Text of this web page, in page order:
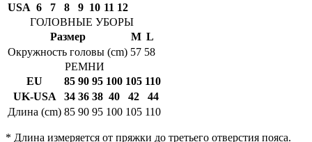
USA 6 7 8 9 10 11 12
ГОЛОВНЫЕ УБОРЫ
Размер
M L
Окружность головы (cm) 57 58
РЕМНИ
EU
85 90 95 100 105 110
UK-USA
34 36 38 40 42
44
Длина (cm) 85 90 95 100 105 110
* Длина измеряется от пряжки до третьего отверстия пояса.